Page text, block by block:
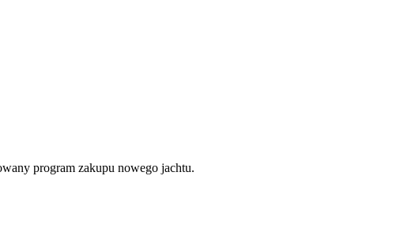
program zakupu nowego jachtu.